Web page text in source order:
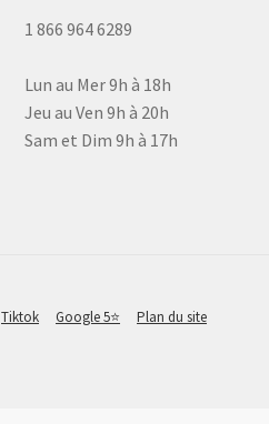
1 866 964 6289
Lun au Mer 9h à 18h
Jeu au Ven 9h à 20h
Sam et Dim 9h à 17h
Tiktok Google 5⭐ Plan du site